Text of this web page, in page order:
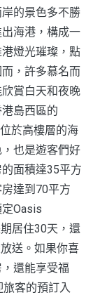
的景色多不勝
海港，構成一
燈光璀璨，點
，許多慕名而
賞白天和夜晚
島西區的
於高樓層的海
也是遊客們好
面積達35平方
達到70平方
Oasis
居住30天，還
送。如果你喜
還能享受福
客的預訂入